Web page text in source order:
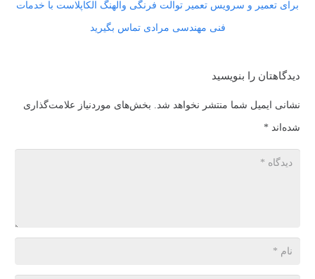
برای تعمیر و سرویس تعمیر توالت فرنگی والهنگ الکاپلاست با خدمات
فنی مهندسی مرادی تماس بگیرید
دیدگاهتان را بنویسید
نشانی ایمیل شما منتشر نخواهد شد. بخش‌های موردنیاز علامت‌گذاری
شده‌اند *